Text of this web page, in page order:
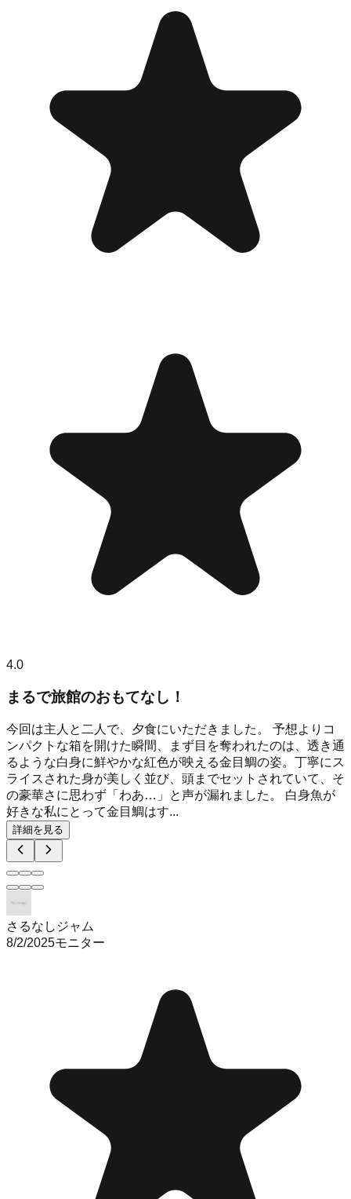
4.0
まるで旅館のおもてなし！
今回は主人と二人で、夕食にいただきました。 予想よりコ
ンパクトな箱を開けた瞬間、まず目を奪われたのは、透き通
るような白身に鮮やかな紅色が映える金目鯛の姿。丁寧にス
ライスされた身が美しく並び、頭までセットされていて、そ
の豪華さに思わず「わあ…」と声が漏れました。 白身魚が
好きな私にとって金目鯛はす...
詳細を見る
さるなしジャム
8/2/2025モニター